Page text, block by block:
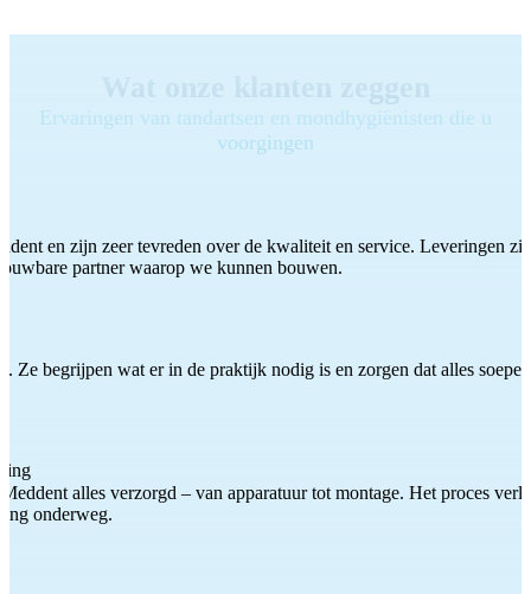
Ervaringen van tandartsen en mondhygiënisten die u
voorgingen
en zijn zeer tevreden over de kwaliteit en service. Leveringen
partner waarop we kunnen bouwen.
Ze begrijpen wat er in de praktijk nodig is en zorgen dat alles
alles verzorgd – van apparatuur tot montage. Het proces
onderweg.